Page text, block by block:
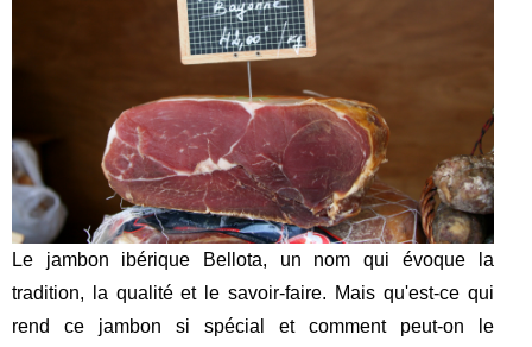
Le jambon ibérique Bellota, un nom qui évoque la
tradition, la qualité et le savoir-faire. Mais qu'est-ce qui
rend ce jambon si spécial et comment peut-on le